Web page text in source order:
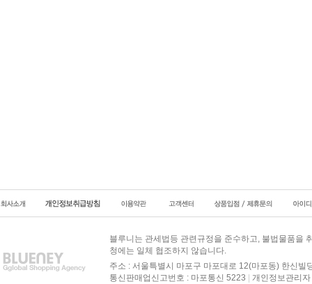
블루니는 관세법등 관련규정을 준수하고, 불법물품을
청에는 일체 협조하지 않습니다.
주소 : 서울특별시 마포구 마포대로 12(마포동) 한신빌
통신판매업신고번호 : 마포통신 5223
개인정보관리